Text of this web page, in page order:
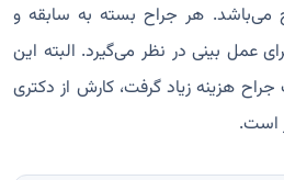
هر جراح بسته به سابقه و
عمل بینی در نظر می‌گیرد. البته این
هزینه زیاد گرفت، کارش از دکتری
است.